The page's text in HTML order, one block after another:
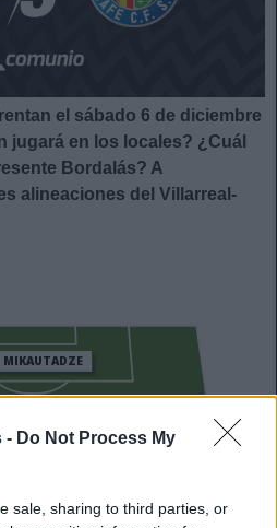
- Do Not Process My
sale, sharing to third parties, or
el sábado 6 de diciembre
jugará en los locales? ¿Cuál
Bordalás? A
alineaciones del Villarreal-
COMESAÑA
MOLEIRO
MIKAUTADZE